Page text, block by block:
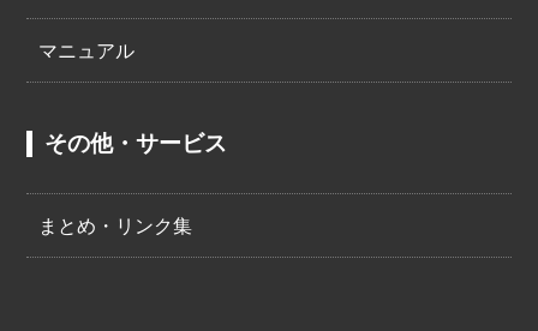
マニュアル
その他・サービス
まとめ・リンク集